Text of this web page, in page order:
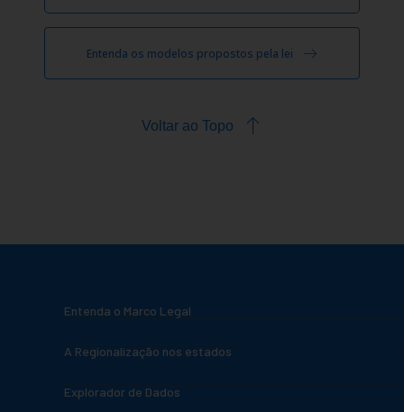
Entenda os modelos propostos pela lei
Voltar ao Topo
Entenda o Marco Legal
A Regionalização nos estados
Explorador de Dados